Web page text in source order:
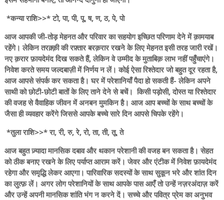
*कन्या राशि>>* टो, पा, पी, पू, ष, ण, ठ, पे, पो
आज आपकी जी-तोड़ मेहनत और परिवार का सहयोग इच्छित परिणाम देने में क़ामयाब
रहेंगे। लेकिन तरक़्क़ी की रफ़्तार बरक़रार रखने के लिए मेहनत इसी तरह जारी रखें।
नए क़रार फ़ायदेमंद दिख सकते हैं, लेकिन वे उम्मीद के मुताबिक़ लाभ नहीं पहुँचाएंगे।
निवेश करते समय जल्दबाज़ी में निर्णय न लें। कोई ऐसा रिश्तेदार जो बहुत दूर रहता है,
आज आपसे संपर्क कर सकता है। घर में परेशानियाँ पैदा हो सकती हैं- लेकिन अपने
साथी को छोटी-छोटी बातों के लिए ताने देने से बचें। किसी पड़ोसी, दोस्त या रिश्तेदार
की वजह से वैवाहिक जीवन में अनबन मुमकिन है। आज आप बच्चों के साथ बच्चों के
जैसा ही व्यवहार करेंगे जिससे आपके बच्चे सारे दिन आपसे चिपके रहेंगे।
*तुला राशि>>* रा, री, रु, रे, रो, ता, ती, तू, ते
आज बहुत ज़्यादा मानसिक दबाव और थकान परेशानी की वजह बन सकता है। सेहत
को ठीक बनाए रखने के लिए पर्याप्त आराम करें। जेवर और एंटीक में निवेश फ़ायदेमंद
रहेगा और समृद्धि लेकर आएगा। पारिवारिक सदस्यों के साथ सुकून भरे और शांत दिन
का लुत्फ़ लें। अगर लोग परेशानियों के साथ आपके पास आएँ तो उन्हें नज़रअंदाज़ करें
और उन्हें अपनी मानसिक शांति भंग न करने दें। सच्चे और पवित्र प्रेम का अनुभव